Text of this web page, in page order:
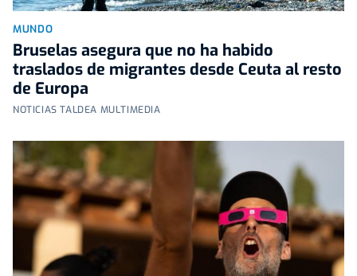
MUNDO
Bruselas asegura que no ha habido
traslados de migrantes desde Ceuta al resto
de Europa
NOTICIAS TALDEA MULTIMEDIA